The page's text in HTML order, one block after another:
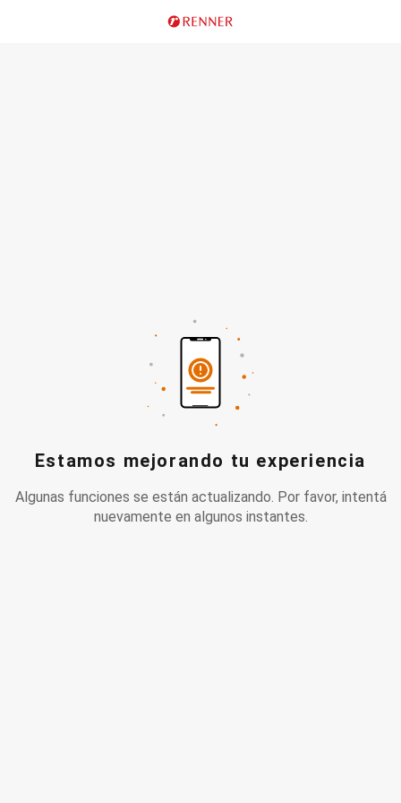
Estamos mejorando tu experiencia
Algunas funciones se están actualizando. Por favor, intentá
nuevamente en algunos instantes.